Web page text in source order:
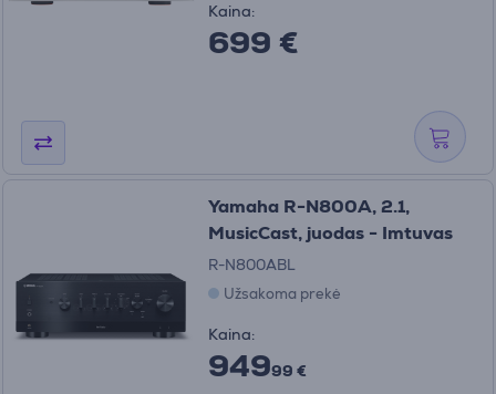
Kaina:
699 €
Yamaha R-N800A, 2.1,
MusicCast, juodas - Imtuvas
R-N800ABL
Užsakoma prekė
Kaina:
94999 €